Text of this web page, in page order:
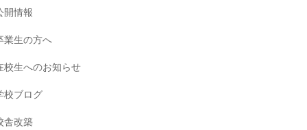
開情報
業生の方へ
校生へのお知らせ
校ブログ
舎改築